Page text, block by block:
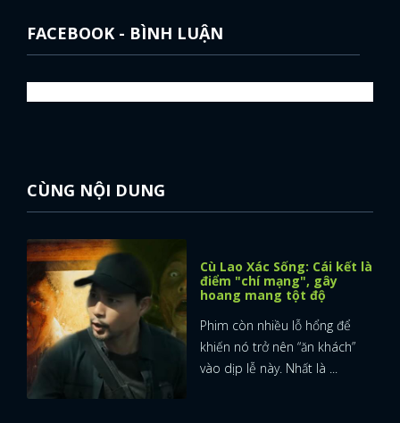
FACEBOOK - BÌNH LUẬN
CÙNG NỘI DUNG
Cù Lao Xác Sống: Cái kết là
điểm "chí mạng", gây
hoang mang tột độ
Phim còn nhiều lỗ hổng để
khiến nó trở nên “ăn khách”
vào dịp lễ này. Nhất là ...